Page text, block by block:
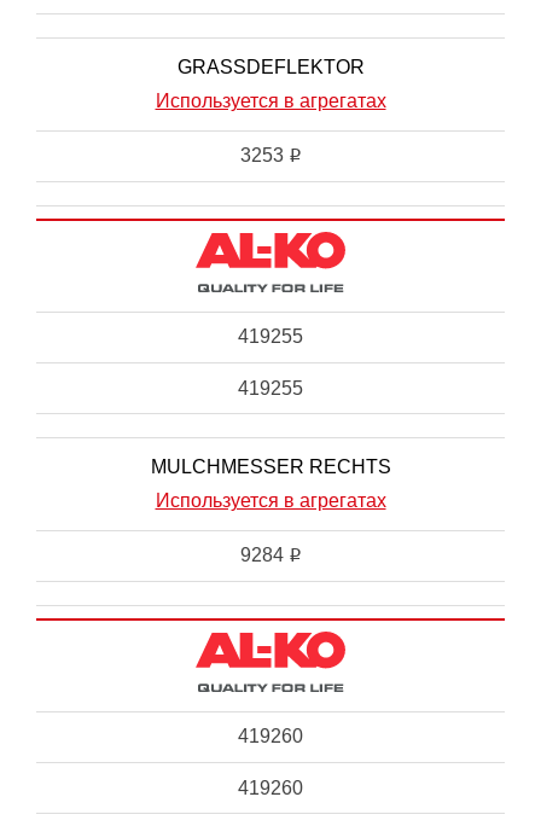
GRASSDEFLEKTOR
Используется в агрегатах
3253 i
419255
419255
MULCHMESSER RECHTS
Используется в агрегатах
9284 i
419260
419260